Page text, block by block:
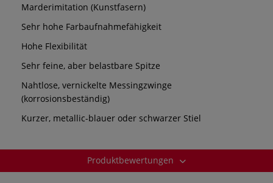
Marderimitation (Kunstfasern)
Sehr hohe Farbaufnahmefähigkeit
Hohe Flexibilität
Sehr feine, aber belastbare Spitze
Nahtlose, vernickelte Messingzwinge
(korrosionsbeständig)
Kurzer, metallic-blauer oder schwarzer Stiel
Produktbewertungen